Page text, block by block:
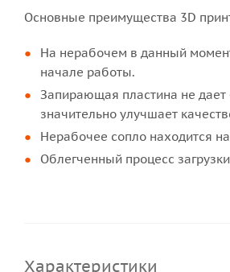
Основные преимущества 3D
На нерабочем в данный
начале работы.
Запирающая пластина не дает
значительно улучшает
Нерабочее сопло находится
Облегченный процесс
Характеристики